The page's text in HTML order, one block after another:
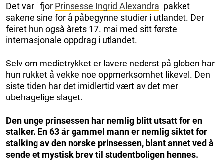
Det var i fjor Prinsesse Ingrid Alexandra pakket
sakene sine for å påbegynne studier i utlandet. Der
feiret hun også årets 17. mai med sitt første
internasjonale oppdrag i utlandet.
Selv om medietrykket er lavere nederst på globen har
hun rukket å vekke noe oppmerksomhet likevel. Den
siste tiden har det imidlertid vært av det mer
ubehagelige slaget.
Den unge prinsessen har nemlig blitt utsatt for en
stalker. En 63 år gammel mann er nemlig siktet for
stalking av den norske prinsessen, blant annet ved å
sende et mystisk brev til studentboligen hennes.